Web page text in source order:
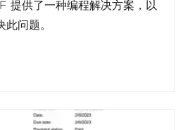
提供了一种编程解决方案，以
问题。